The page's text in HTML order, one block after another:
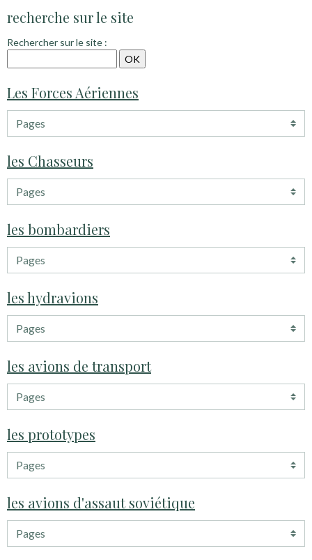
recherche sur le site
Rechercher sur le site :
Les Forces Aériennes
les Chasseurs
les bombardiers
les hydravions
les avions de transport
les prototypes
les avions d'assaut soviétique